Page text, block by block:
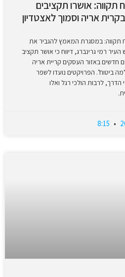
אושרו תקציבים
אריה וסמוך לאצטדיון
תקווה: במסגרת המאמץ להגביר את
רמי גרינברג, דיווח כי אושר תקציב
חדשים באזור העסקים קריית אריה
ביטוח". הפרויקטים נועדו לשפר
לרבות הולכי רגל ואלו